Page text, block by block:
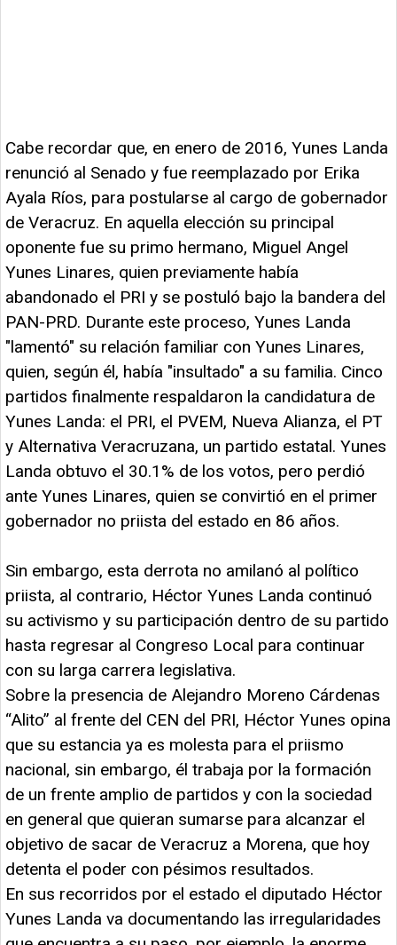
Cabe recordar que, en enero de 2016, Yunes Landa
renunció al Senado y fue reemplazado por Erika
Ayala Ríos, para postularse al cargo de gobernador
de Veracruz. En aquella elección su principal
oponente fue su primo hermano, Miguel Angel
Yunes Linares, quien previamente había
abandonado el PRI y se postuló bajo la bandera del
PAN-PRD. Durante este proceso, Yunes Landa
"lamentó" su relación familiar con Yunes Linares,
quien, según él, había "insultado" a su familia. Cinco
partidos finalmente respaldaron la candidatura de
Yunes Landa: el PRI, el PVEM, Nueva Alianza, el PT
y Alternativa Veracruzana, un partido estatal. Yunes
Landa obtuvo el 30.1% de los votos, pero perdió
ante Yunes Linares, quien se convirtió en el primer
gobernador no priista del estado en 86 años.
Sin embargo, esta derrota no amilanó al político
priista, al contrario, Héctor Yunes Landa continuó
su activismo y su participación dentro de su partido
hasta regresar al Congreso Local para continuar
con su larga carrera legislativa.
Sobre la presencia de Alejandro Moreno Cárdenas
“Alito” al frente del CEN del PRI, Héctor Yunes opina
que su estancia ya es molesta para el priismo
nacional, sin embargo, él trabaja por la formación
de un frente amplio de partidos y con la sociedad
en general que quieran sumarse para alcanzar el
objetivo de sacar de Veracruz a Morena, que hoy
detenta el poder con pésimos resultados.
En sus recorridos por el estado el diputado Héctor
Yunes Landa va documentando las irregularidades